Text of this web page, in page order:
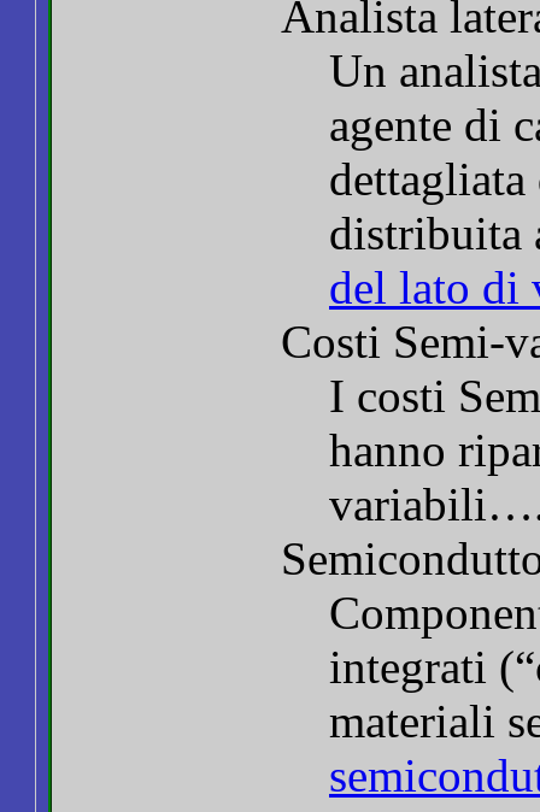
Analista
Un
agente di
del lato di
Costi Semi-
I costi
hanno
integrati
materiali